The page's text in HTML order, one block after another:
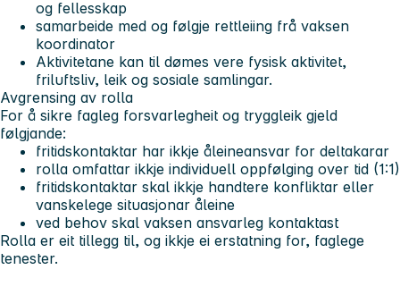
og fellesskap
samarbeide med og følgje rettleiing frå vaksen
koordinator
Aktivitetane kan til dømes vere fysisk aktivitet,
friluftsliv, leik og sosiale samlingar.
Avgrensing av rolla
For å sikre fagleg forsvarlegheit og tryggleik gjeld
følgjande:
fritidskontaktar har ikkje åleineansvar for deltakarar
rolla omfattar ikkje individuell oppfølging over tid (1:1)
fritidskontaktar skal ikkje handtere konfliktar eller
vanskelege situasjonar åleine
ved behov skal vaksen ansvarleg kontaktast
Rolla er eit tillegg til, og ikkje ei erstatning for, faglege
tenester.